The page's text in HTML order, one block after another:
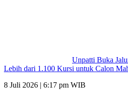
Unpatti Buka
Lebih dari 1.100 Kursi untuk Calon
8 Juli 2026 | 6:17 pm WIB